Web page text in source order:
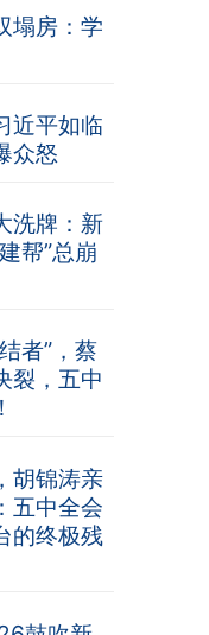
塌房：学
近平如临
众怒
洗牌：新
帮”总崩
者”，蔡
裂，五中
胡锦涛亲
五中全会
的终极残